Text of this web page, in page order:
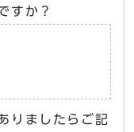
すか？
りましたらご記